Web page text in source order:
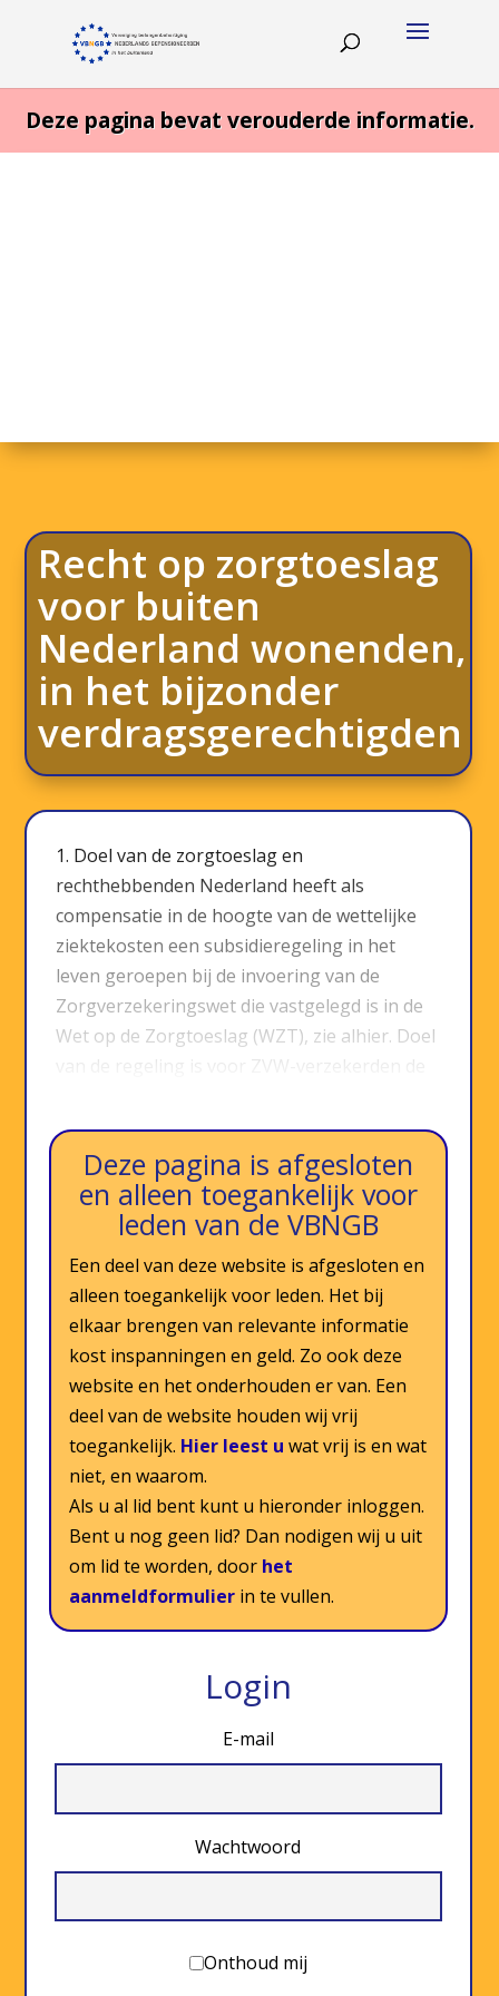
Deze pagina bevat verouderde informatie.
Recht op zorgtoeslag
voor buiten
Nederland wonenden,
in het bijzonder
verdragsgerechtigden
1. Doel van de zorgtoeslag en
rechthebbenden Nederland heeft als
compensatie in de hoogte van de wettelijke
ziektekosten een subsidieregeling in het
leven geroepen bij de invoering van de
Zorgverzekeringswet die vastgelegd is in de
Wet op de Zorgtoeslag (WZT), zie alhier. Doel
van de regeling is voor ZVW-verzekerden de
Deze pagina is afgesloten
en alleen toegankelijk voor
leden van de VBNGB
Een deel van deze website is afgesloten en
alleen toegankelijk voor leden. Het bij
elkaar brengen van relevante informatie
kost inspanningen en geld. Zo ook deze
website en het onderhouden er van. Een
deel van de website houden wij vrij
toegankelijk. Hier leest u wat vrij is en wat
niet, en waarom.
Als u al lid bent kunt u hieronder inloggen.
Bent u nog geen lid? Dan nodigen wij u uit
om lid te worden, door het
aanmeldformulierin te vullen.
Login
E-mail
Wachtwoord
Onthoud mij